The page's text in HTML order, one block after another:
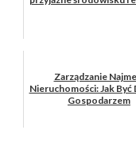
Zarządzanie
Nieruchomości: Jak Być
Gospodarzem